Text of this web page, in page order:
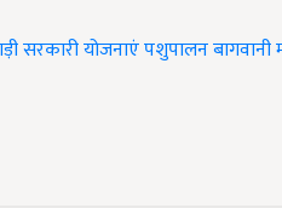
सरकारी योजनाएंपशुपालनबागवानी